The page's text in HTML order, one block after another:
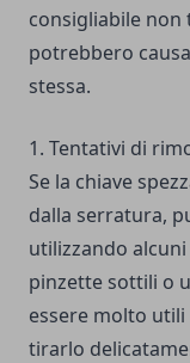
consigliabile
potrebbero
stessa.
1. Tentativi di
Se la chiave
dalla serratura,
utilizzando
pinzette sottili o
essere molto
tirarlo